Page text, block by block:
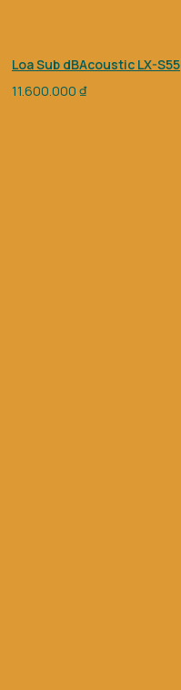
Loa Sub dBAcoustic LX-S55
11.600.000 ₫